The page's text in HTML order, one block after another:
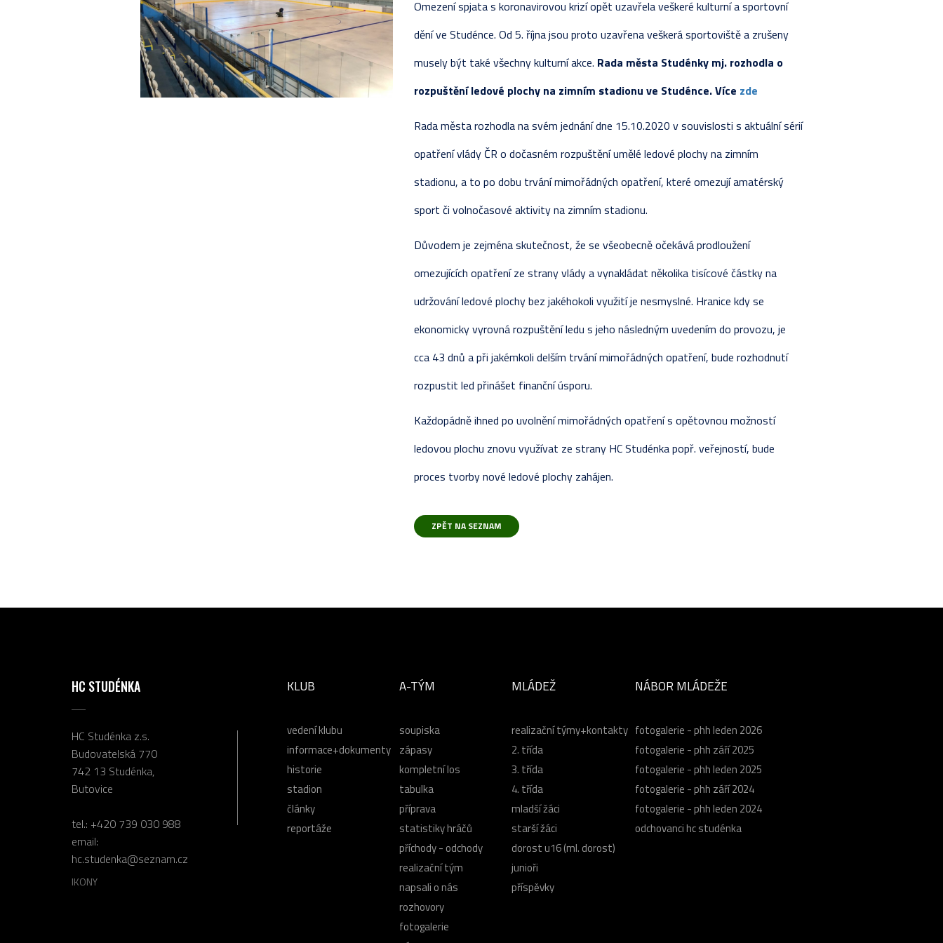
REALIZAČNÍ TÝM
NAPSALI O NÁS
ROZHOVORY
FOTOGALERIE
STATISTIKY HRÁČŮ
KOMPLETNÍ LOS
PŘÍPRAVA
JUNIOŘI
SOUPISKA
PŘÍSPĚVKY
VLADIMÍR SVAČINA
Omezení spjata s koronavirovou krizí opět uzavřela veškeré kulturní a sportovní
dění ve Studénce. Od 5. října jsou proto uzavřena veškerá sportoviště a zrušeny
musely být také všechny kulturní akce. Rada města Studénky mj. rozhodla o
rozpuštění ledové plochy na zimním stadionu ve Studénce.Více zde
Rada města rozhodla na svém jednání dne 15.10.2020 v souvislosti s aktuální sérií
opatření vlády ČR o dočasném rozpuštění umělé ledové plochy na zimním
stadionu, a to po dobu trvání mimořádných opatření, které omezují amatérský
sport či volnočasové aktivity na zimním stadionu.
Důvodem je zejména skutečnost, že se všeobecně očekává prodloužení
omezujících opatření ze strany vlády a vynakládat několika tisícové částky na
udržování ledové plochy bez jakéhokoli využití je nesmyslné. Hranice kdy se
ekonomicky vyrovná rozpuštění ledu s jeho následným uvedením do provozu, je
cca 43 dnů a při jakémkoli delším trvání mimořádných opatření, bude rozhodnutí
rozpustit led přinášet finanční úsporu.
Každopádně ihned po uvolnění mimořádných opatření s opětovnou možností
ledovou plochu znovu využívat ze strany HC Studénka popř. veřejností, bude
proces tvorby nové ledové plochy zahájen.
HC STUDÉNKA
HC Studénka z.s.
Budovatelská 770
742 13 Studénka,
Butovice
tel.: +420 739 030 988
email:
hc.studenka@seznam.cz
IKONY
KLUB
vedení klubu
informace+dokumenty
historie
stadion
články
reportáže
A-TÝM
soupiska
zápasy
kompletní los
tabulka
příprava
statistiky hráčů
příchody - odchody
realizační tým
napsali o nás
rozhovory
fotogalerie
MLÁDEŽ
realizační týmy+kontakty
2. třída
3. třída
4. třída
mladší žáci
starší žáci
dorost u16 (ml. dorost)
junioři
příspěvky
NÁBOR MLÁDEŽE
fotogalerie - phh leden 2026
fotogalerie - phh září 2025
fotogalerie - phh leden 2025
fotogalerie - phh září 2024
fotogalerie - phh leden 2024
odchovanci hc studénka